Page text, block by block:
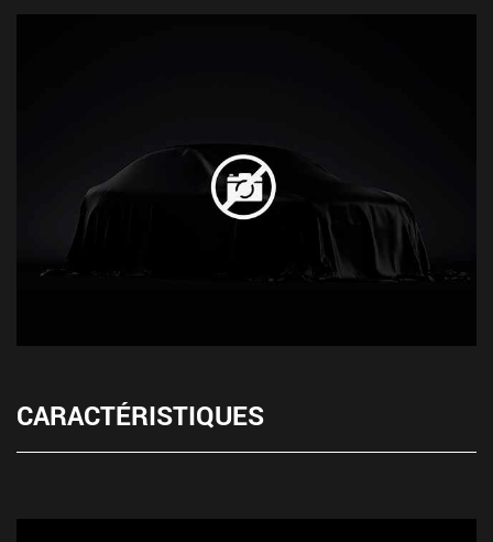
CARACTÉRISTIQUES